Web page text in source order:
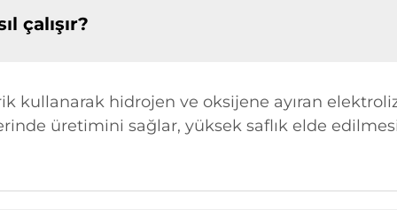
çalışır?
kullanarak hidrojen ve oksijene ayıran
üretimini sağlar, yüksek saflık elde